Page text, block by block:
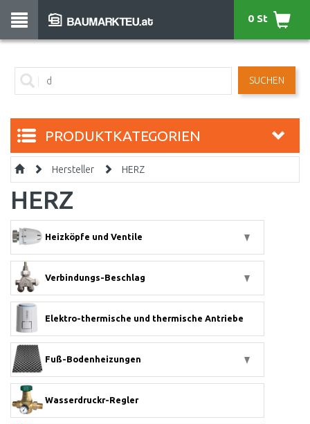
SUCHEN
0 St
PRODUKTKATEGORIEN
Hersteller HERZ
HERZ
Heizköpfe und Ventile
Verbindungs-Beschlag
Elektro-thermische und thermische Antriebe
Fuß-Bodenheizungen
Wasserdruckr-Regler